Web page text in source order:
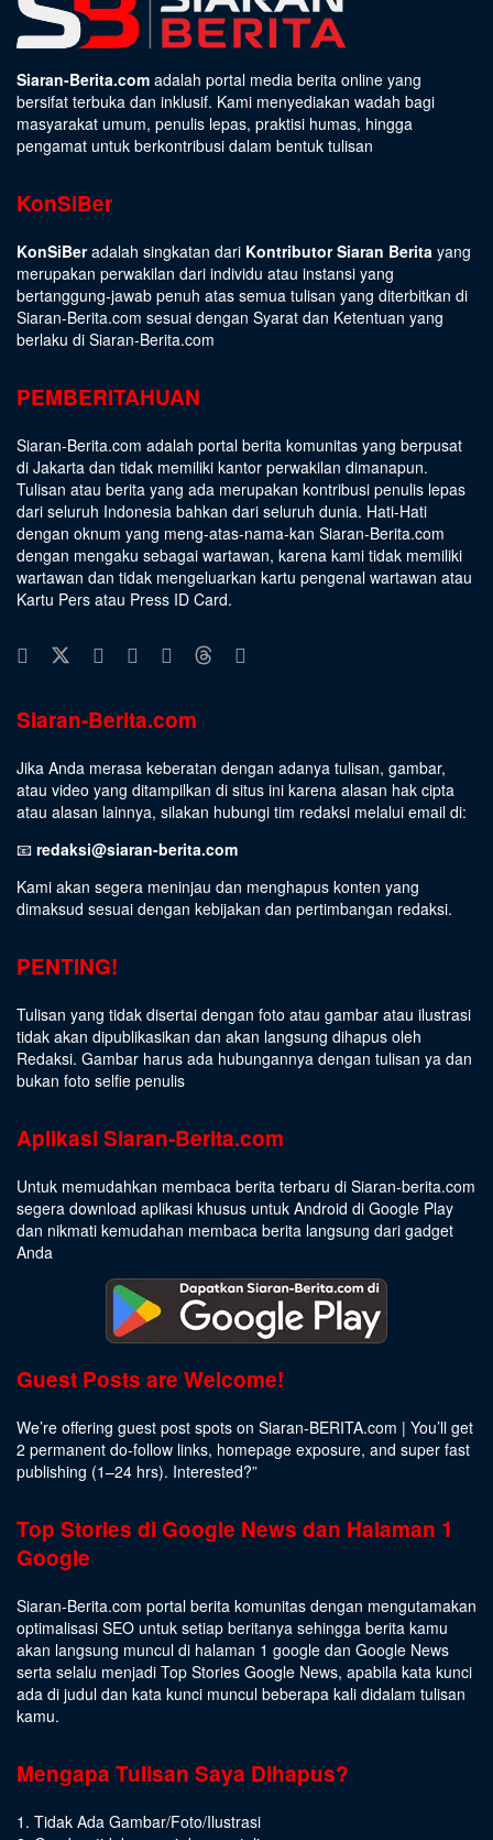
Siaran-Berita.com adalah portal media berita online yang
bersifat terbuka dan inklusif. Kami menyediakan wadah bagi
masyarakat umum, penulis lepas, praktisi humas, hingga
pengamat untuk berkontribusi dalam bentuk tulisan
KonSiBer
KonSiBeradalah singkatan dari Kontributor Siaran Berita yang
merupakan perwakilan dari individu atau instansi yang
bertanggung-jawab penuh atas semua tulisan yang diterbitkan di
Siaran-Berita.com sesuai dengan Syarat dan Ketentuan yang
berlaku di Siaran-Berita.com
PEMBERITAHUAN
Siaran-Berita.com adalah portal berita komunitas yang berpusat
di Jakarta dan tidak memiliki kantor perwakilan dimanapun.
Tulisan atau berita yang ada merupakan kontribusi penulis lepas
dari seluruh Indonesia bahkan dari seluruh dunia. Hati-Hati
dengan oknum yang meng-atas-nama-kan Siaran-Berita.com
dengan mengaku sebagai wartawan, karena kami tidak memiliki
wartawan dan tidak mengeluarkan kartu pengenal wartawan atau
Kartu Pers atau Press ID Card.
Siaran-Berita.com
Jika Anda merasa keberatan dengan adanya tulisan, gambar,
atau video yang ditampilkan di situs ini karena alasan hak cipta
atau alasan lainnya, silakan hubungi tim redaksi melalui email di:
📧 redaksi@siaran-berita.com
Kami akan segera meninjau dan menghapus konten yang
dimaksud sesuai dengan kebijakan dan pertimbangan redaksi.
PENTING!
Tulisan yang tidak disertai dengan foto atau gambar atau ilustrasi
tidak akan dipublikasikan dan akan langsung dihapus oleh
Redaksi. Gambar harus ada hubungannya dengan tulisan ya dan
bukan foto selfie penulis
Aplikasi Siaran-Berita.com
Untuk memudahkan membaca berita terbaru di Siaran-berita.com
segera download aplikasi khusus untuk Android di Google Play
dan nikmati kemudahan membaca berita langsung dari gadget
Anda
Guest Posts are Welcome!
We’re offering guest post spots on Siaran-BERITA.com | You’ll get
2 permanent do-follow links, homepage exposure, and super fast
publishing (1–24 hrs). Interested?”
Top Stories di Google News dan Halaman 1
Google
Siaran-Berita.com portal berita komunitas dengan mengutamakan
optimalisasi SEO untuk setiap beritanya sehingga berita kamu
akan langsung muncul di halaman 1 google dan Google News
serta selalu menjadi Top Stories Google News, apabila kata kunci
ada di judul dan kata kunci muncul beberapa kali didalam tulisan
kamu.
Mengapa Tulisan Saya Dihapus?
1. Tidak Ada Gambar/Foto/Ilustrasi